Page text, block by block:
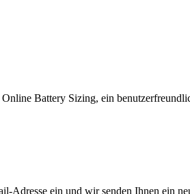
Battery Sizing, ein
Adresse ein und wir senden Ihnen ein